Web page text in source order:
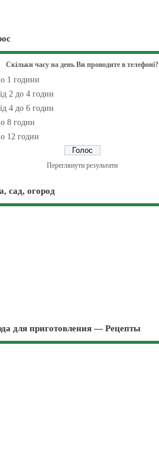
Скільки часу на день Ви проводите в телефоні?
1 години
2 до 4 годин
4 до 6 годин
8 годин
12 годин
Переглянути результати
сад, огород
для приготовления — Рецепты